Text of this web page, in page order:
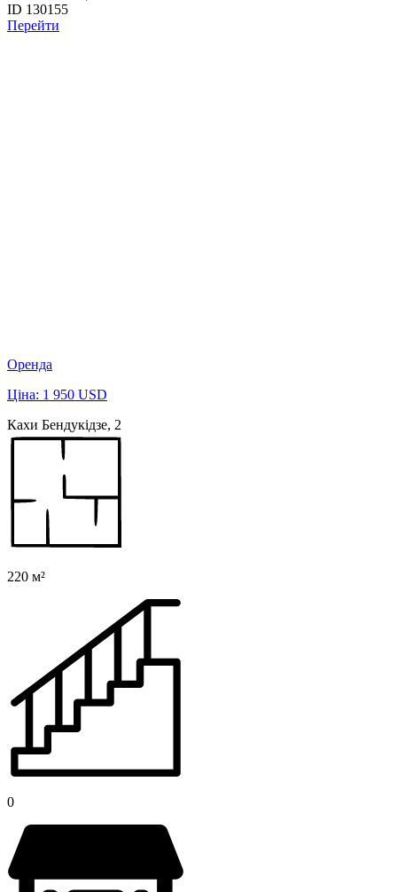
ID 130155
Перейти
Оренда
Ціна: 1 950 USD
Кахи Бендукідзе, 2
220 м²
0